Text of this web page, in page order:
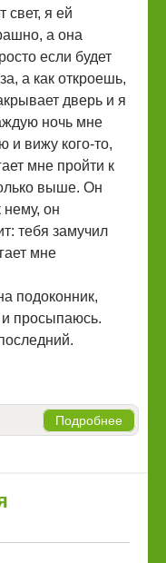
свет, я ей
а она
если будет
а как откроешь,
дверь и я
ночь мне
и вижу кого-то,
мне пройти к
выше. Он
он
тебя замучил
мне
подоконник,
просыпаюсь.
Подробнее